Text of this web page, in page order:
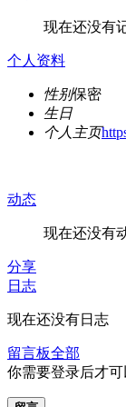
现在还没有
个人资料
性别保密
生日
个人主页
动态
现在还没有
分享
日志
现在还没有日志
留言板全部
你需要登录后才